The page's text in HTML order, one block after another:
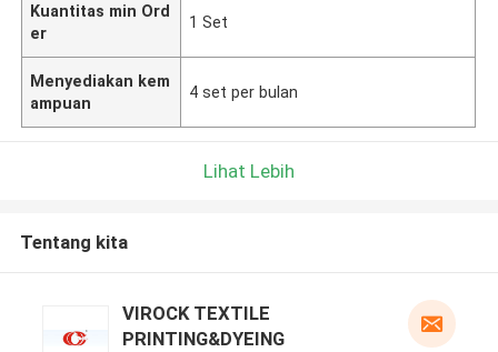
Kuantitas min Ord
er
1 Set
Menyediakan kem
ampuan
4 set per bulan
Lihat Lebih
Tentang kita
VIROCK TEXTILE
PRINTING&DYEING